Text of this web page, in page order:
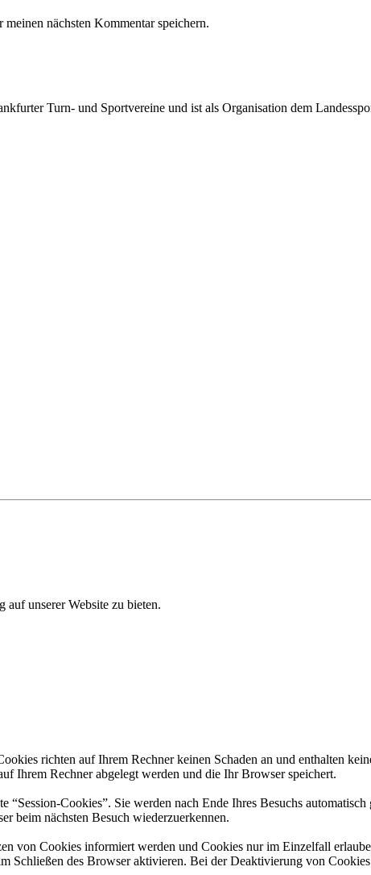
nächsten Kommentar speichern.
Turn- und Sportvereine und ist als Organisation dem
unserer Website zu bieten.
richten auf Ihrem Rechner keinen Schaden an und enthalten
Ihrem Rechner abgelegt werden und die Ihr Browser speichert.
“Session-Cookies”. Sie werden nach Ende Ihres Besuchs
beim nächsten Besuch wiederzuerkennen.
von Cookies informiert werden und Cookies nur im Einzelfall
Schließen des Browser aktivieren. Bei der Deaktivierung von